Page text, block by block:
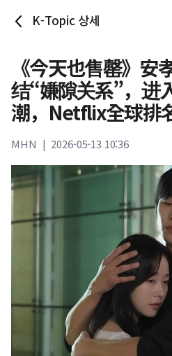
K-Topic 상세
《今天也售罄》安
结“嫌隙关系”，进
潮，Netflix全球排
MHN | 2026-05-13 10:36